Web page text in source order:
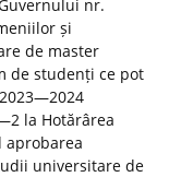
nr.
și
de master
de studenți ce pot
la Hotărârea
aprobarea
universitare de